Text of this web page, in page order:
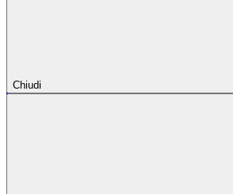
Chiudi